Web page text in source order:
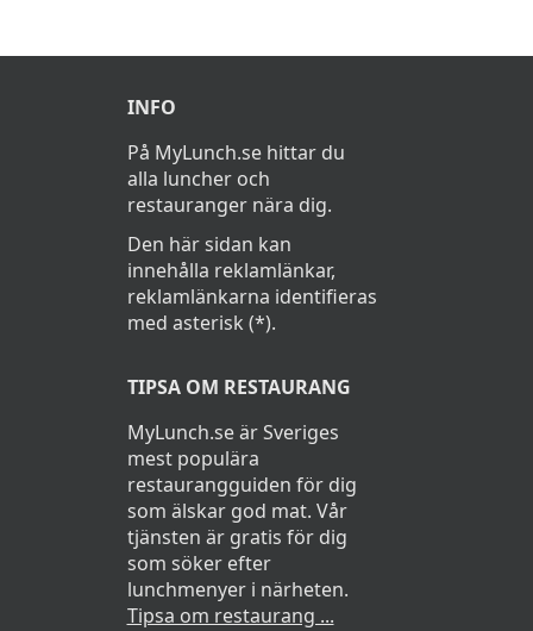
INFO
På MyLunch.se hittar du
alla luncher och
restauranger nära dig.
Den här sidan kan
innehålla reklamlänkar,
reklamlänkarna identifieras
med asterisk (*).
TIPSA OM RESTAURANG
MyLunch.se är Sveriges
mest populära
restaurangguiden för dig
som älskar god mat. Vår
tjänsten är gratis för dig
som söker efter
lunchmenyer i närheten.
Tipsa om restaurang ...